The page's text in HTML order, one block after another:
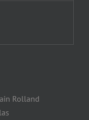
Rolland